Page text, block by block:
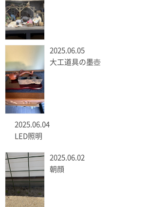
2025.06.05
大工道具の墨壺
2025.06.04
LED照明
2025.06.02
朝顔